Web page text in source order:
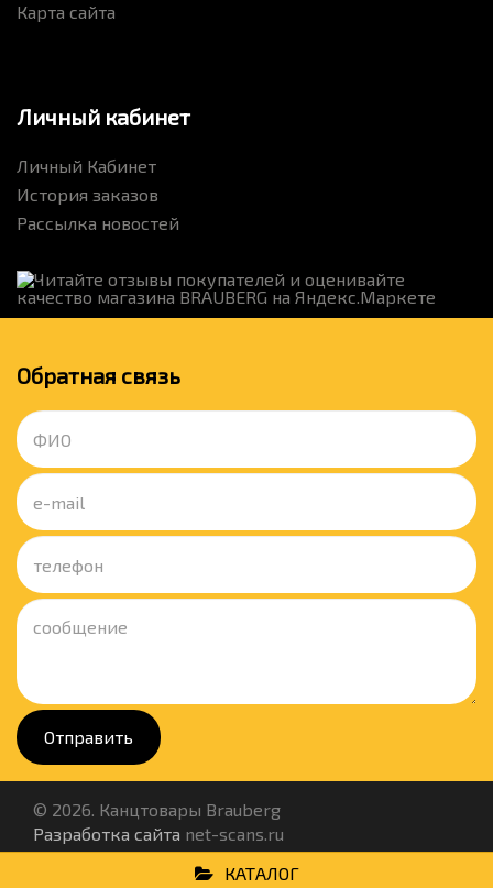
Карта сайта
Личный кабинет
Личный Кабинет
История заказов
Рассылка новостей
Обратная связь
Отправить
© 2026. Канцтовары Brauberg
Разработка сайта net-scans.ru